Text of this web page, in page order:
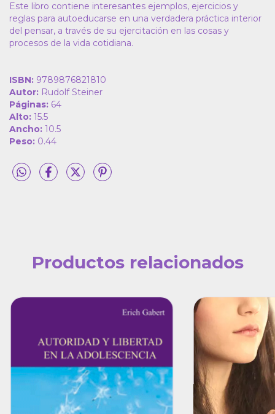
Este libro contiene interesantes ejemplos, ejercicios y
reglas para autoeducarse en una verdadera práctica interior
del pensar, a través de su ejercitación en las cosas y
procesos de la vida cotidiana.
ISBN: 9789876821810
Autor: Rudolf Steiner
Páginas: 64
Alto: 15.5
Ancho: 10.5
Peso: 0.44
Productos relacionados